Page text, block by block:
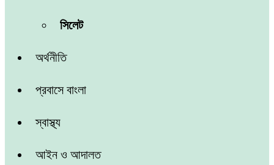
সিলেট
অর্থনীতি
প্রবাসে বাংলা
স্বাস্থ্য
আইন ও আদালত